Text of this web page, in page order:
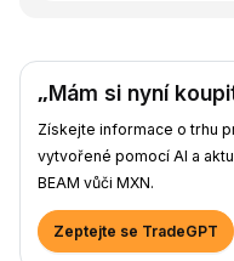
„Mám si nyní
Získejte informace o trhu
vytvořené pomocí AI a
BEAM vůči MXN.
Zeptejte se TradeGPT